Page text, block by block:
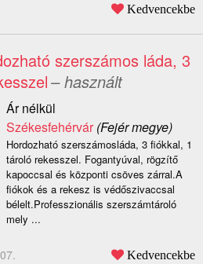
Kedvencekbe
szerszámos láda, 3
– használt
Ár nélkül
Székesfehérvár(Fejér megye)
Hordozható szerszámosláda, 3 fiókkal, 1
tároló rekesszel. Fogantyúval, rögzítő
kapoccsal és központi csöves zárral.A
fiókok és a rekesz is védőszivaccsal
bélelt.Professzionális szerszámtároló
mely ...
Kedvencekbe